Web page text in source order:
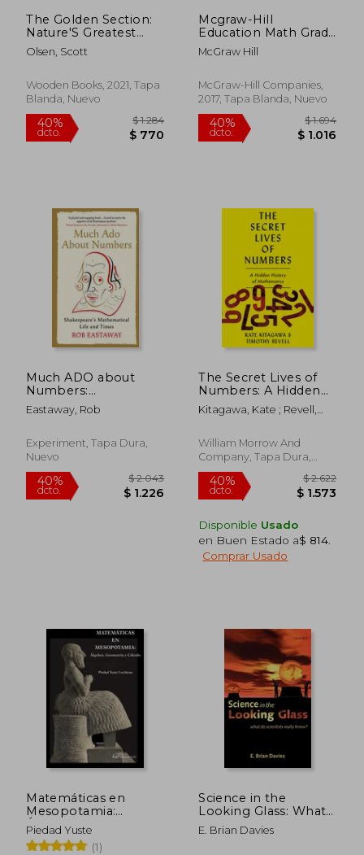
40%
dcto.
40%
dcto. $
The Golden Section:
Nature'S Greatest
Secret (Wooden
Books us) (en Inglés)
Olsen, Scott
Wooden Books, 2021, Tapa
Blanda, Nuevo
dcto.
Mcgraw-Hill
Education Math Grade
4, Second Edition (en
Inglés)
McGraw Hill
McGraw-Hill Companies,
2017, Tapa Blanda, Nuevo
dcto.
Much ADO about
Numbers:
Shakespeare's
Mathematical Life
Eastaway, Rob
Experiment, Tapa Dura,
Nuevo
The Secret Lives of
Numbers: A Hidden
History of Math's
Unsung Trailblazers
Kitagawa, Kate ; Revell,
William Morrow And
Company, Tapa Dura,
Nuevo
Disponible Usado
en Buen Estado a$ 814
Comprar Usado
Matemáticas en
Mesopotamia:
Álgebra, Geometría y
Cálculo
Piedad Yuste
(1)
Science in the
Looking Glass: What
do Scientists Really
Know? (en Inglés)
E. Brian Davies